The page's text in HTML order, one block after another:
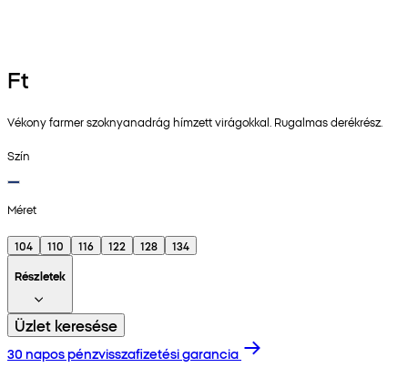
Ft
Vékony farmer szoknyanadrág hímzett virágokkal. Rugalmas derékrész.
Szín
Méret
104 110 116 122 128
134
Részletek
Üzlet keresése
30 napos pénzvisszafizetési garancia